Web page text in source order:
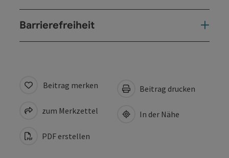
Barrierefreiheit
Beitrag merken
zum Merkzettel
PDF erstellen
Beitrag drucken
In der Nähe